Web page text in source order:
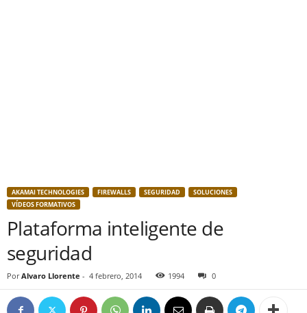
AKAMAI TECHNOLOGIES FIREWALLS SEGURIDAD
SOLUCIONES
VÍDEOS FORMATIVOS
Plataforma inteligente de
seguridad
Por Alvaro Llorente - 4 febrero, 2014 1994 0